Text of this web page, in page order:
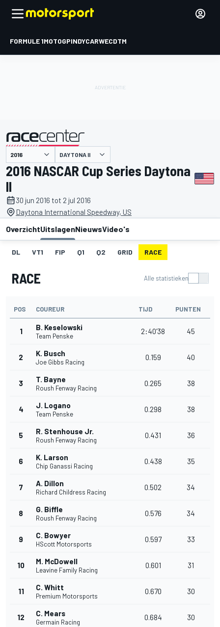
FORMULE 1MOTOGPINDYCARWECDTM
gepresenteerd door DAYTONA II
2016 NASCAR Cup Series Daytona
II
30 jun 2016 tot 2 jul 2016
Daytona International Speedway, US
OverzichtUitslagenNieuwsVideo's
DL VT1 FIP Q1 Q2 GRID RACE
RACE Alle statistieken
POS COUREUR TIJD PUNTEN
1 B. Keselowski
Team Penske
2:40'38 45
2 K. Busch
Joe Gibbs Racing
0.159 40
3 T. Bayne
Roush Fenway Racing
0.265 38
4 J. Logano
Team Penske
0.298 38
5 R. Stenhouse Jr.
Roush Fenway Racing
0.431 36
6 K. Larson
Chip Ganassi Racing
0.438 35
7 A. Dillon
Richard Childress Racing
0.502 34
8 G. Biffle
Roush Fenway Racing
0.576 34
9 C. Bowyer
HScott Motorsports
0.597 33
10 M. McDowell
Leavine Family Racing
0.601 31
11 C. Whitt
Premium Motorsports
0.670 30
12 C. Mears
Germain Racing
0.684 30